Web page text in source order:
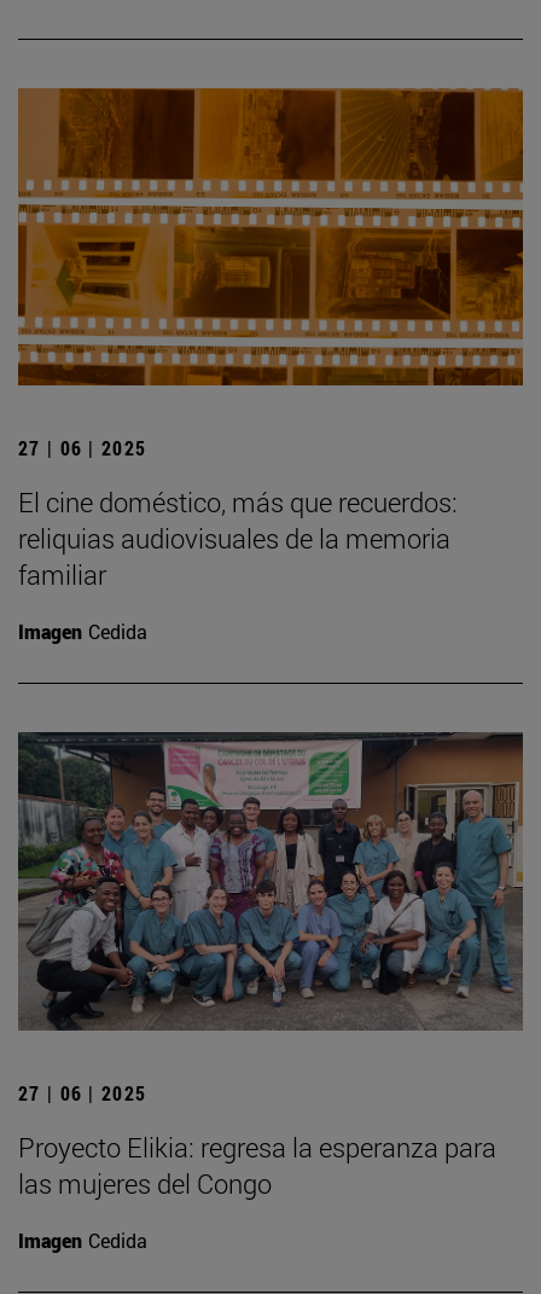
27 | 06 | 2025
El cine doméstico, más que recuerdos:
reliquias audiovisuales de la memoria
familiar
Imagen Cedida
27 | 06 | 2025
Proyecto Elikia: regresa la esperanza para
las mujeres del Congo
Imagen Cedida